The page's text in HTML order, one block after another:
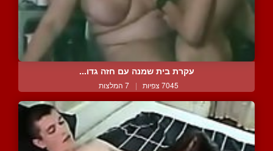
עקרת בית שמנה עם חזה גדו...
7045 צפיות | 7 המלצות